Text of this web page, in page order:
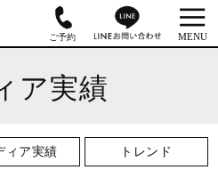
ア実績
ィア実績 トレンド